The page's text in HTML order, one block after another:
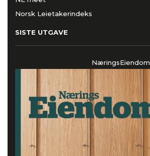
Norsk Leietakerindeks
SISTE UTGAVE
NæringsEiendom